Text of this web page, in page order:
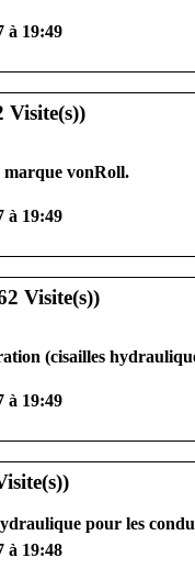
à 19:49
marque vonRoll.
à 19:49
(cisailles
à 19:49
pour les
à 19:48